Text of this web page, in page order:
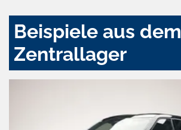
Beispiele aus dem
Zentrallager